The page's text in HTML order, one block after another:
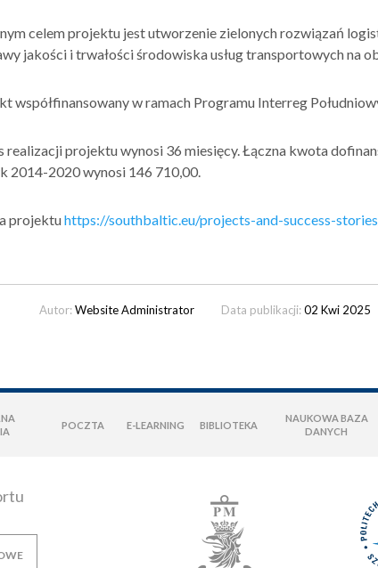
celem projektu jest utworzenie zielonych rozwiązań
jakości i trwałości środowiska usług transportowych na
współfinansowany w ramach Programu Interreg
realizacji projektu wynosi 36 miesięcy. Łączna kwota
2014-2020 wynosi 146 710,00.
projektuhttps://southbaltic.eu/projects-and-success-
Autor:Website Administrator Data publikacji:02 Kwi 2025
POCZTA E-LEARNING BIBLIOTEKA
NAUKOWA BAZA
DANYCH